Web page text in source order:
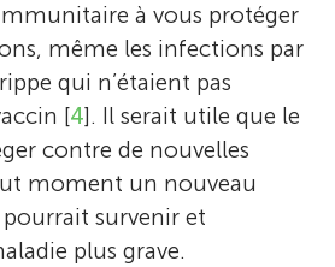
à vous protéger
même les infections par
qui n’étaient pas
[4]. Il serait utile que le
contre de nouvelles
moment un nouveau
survenir et
plus grave.